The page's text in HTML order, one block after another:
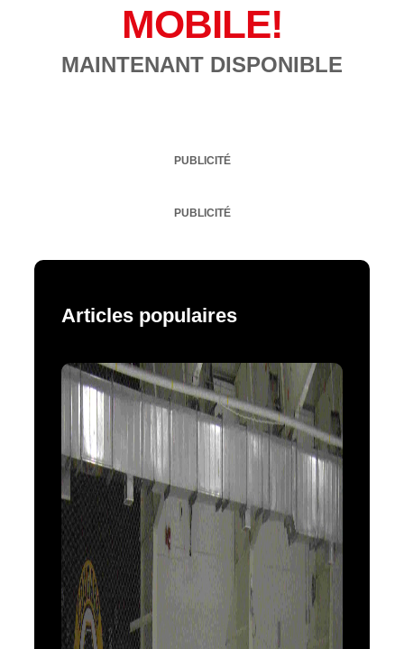
MOBILE!
MAINTENANT DISPONIBLE
PUBLICITÉ
PUBLICITÉ
Articles populaires